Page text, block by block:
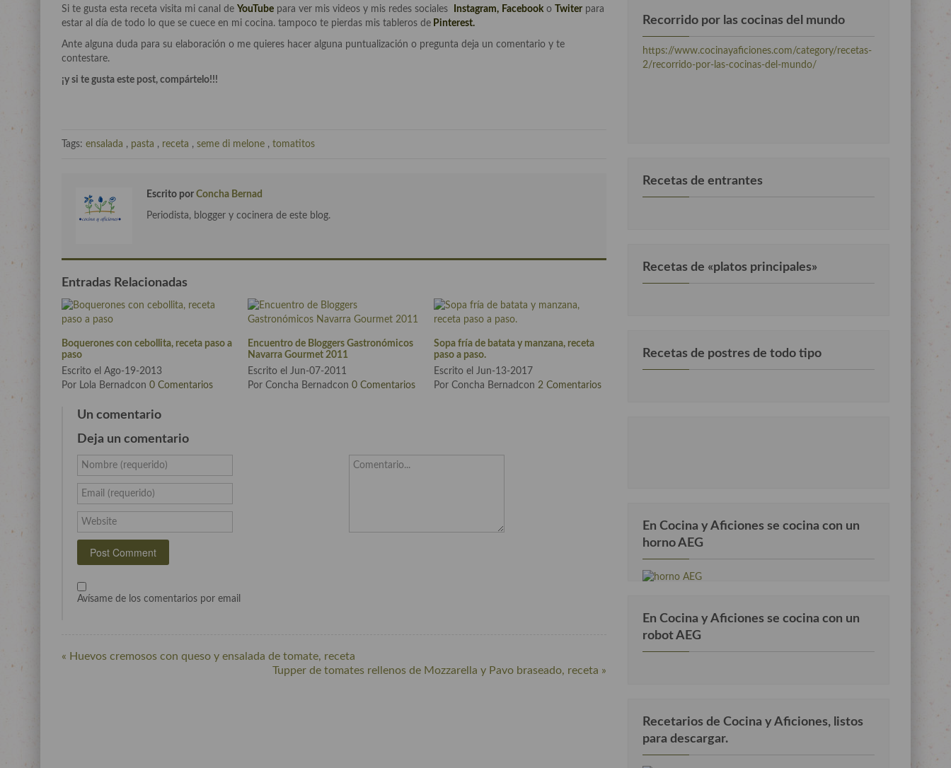
Si te gusta esta receta visita mi canal de YouTube para ver mis videos y mis redes sociales Instagram, Facebook o Twiter para
estar al día de todo lo que se cuece en mi cocina. tampoco te pierdas mis tableros de Pinterest.
Ante alguna duda para su elaboración o me quieres hacer alguna puntualización o pregunta deja un comentario y te
contestare.
¡y si te gusta este post, compártelo!!!
Tags: ensalada , pasta , receta , seme di melone , tomatitos
Escrito por Concha Bernad
Periodista, blogger y cocinera de este blog.
Entradas Relacionadas
Boquerones con cebollita, receta paso a
paso
Escrito el Ago-19-2013
Por Lola Bernadcon 0 Comentarios
Encuentro de Bloggers Gastronómicos
Navarra Gourmet 2011
Escrito el Jun-07-2011
Por Concha Bernadcon0 Comentarios
Sopa fría de batata y manzana, receta
paso a paso.
Escrito el Jun-13-2017
Por Concha Bernadcon2 Comentarios
Un comentario
Deja un comentario
Nombre (requerido)
Email (requerido)
Website
Comentario...
Avísame de los comentarios por email
« Huevos cremosos con queso y ensalada de tomate, receta
Tupper de tomates rellenos de Mozzarella y Pavo braseado, receta »
Recorrido por las cocinas del mundo
https://www.cocinayaficiones.com/category/recetas-
2/recorrido-por-las-cocinas-del-mundo/
Recetas de entrantes
Recetas de «platos principales»
Recetas de postres de todo tipo
En Cocina y Aficiones se cocina con un
horno AEG
En Cocina y Aficiones se cocina con un
robot AEG
Recetarios de Cocina y Aficiones, listos
para descargar.